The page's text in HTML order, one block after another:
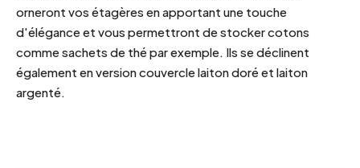
orneront vos étagères en apportant une touche
d'élégance et vous permettront de stocker cotons
comme sachets de thé par exemple. Ils se déclinent
également en version couvercle laiton doré et laiton
argenté.